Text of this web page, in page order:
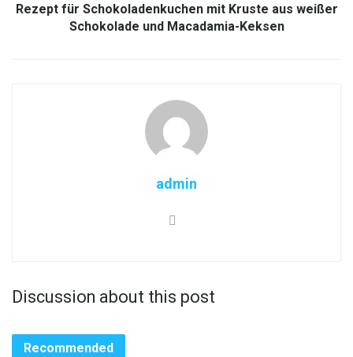
Rezept für Schokoladenkuchen mit Kruste aus weißer
Schokolade und Macadamia-Keksen
admin
Discussion about this post
Recommended